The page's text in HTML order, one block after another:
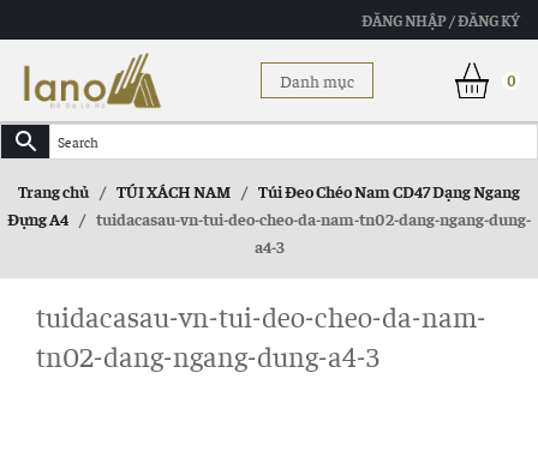
ĐĂNG NHẬP / ĐĂNG KÝ
Danh mục 0
Trang chủ / TÚI XÁCH NAM / Túi Đeo Chéo Nam CD47 Dạng Ngang
Đựng A4 / tuidacasau-vn-tui-deo-cheo-da-nam-tn02-dang-ngang-dung-
a4-3
tuidacasau-vn-tui-deo-cheo-da-nam-
tn02-dang-ngang-dung-a4-3